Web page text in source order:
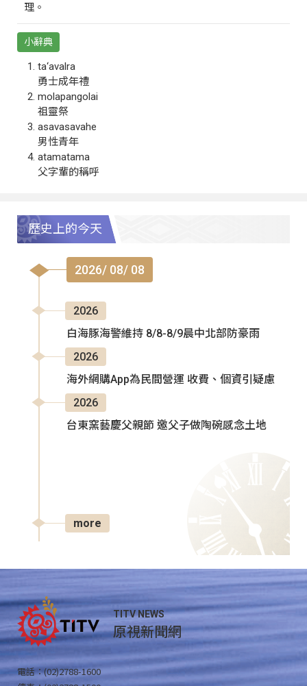
理。
小辭典
ta‘avalra
勇士成年禮
molapangolai
祖靈祭
asavasavahe
男性青年
atamatama
父字輩的稱呼
歷史上的今天
2026/ 08/ 08
2026
白海豚海警維持 8/8-8/9晨中北部防豪雨
2026
海外網購App為民間營運 收費、個資引疑慮
2026
台東窯藝慶父親節 邀父子做陶碗感念土地
more
TITV NEWS
原視新聞網
電話：(02)2788-1600